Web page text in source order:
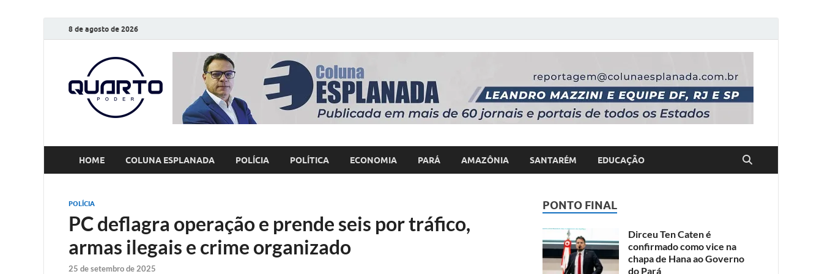
8 de agosto de 2026
O Quarto Poder
Notícias todos os dias
HOME COLUNA ESPLANADA POLÍCIA POLÍTICA ECONOMIA PARÁ AMAZÔNIA SANTARÉM EDUCAÇÃO
POLÍCIA
PC deflagra operação e prende seis por tráfico,
armas ilegais e crime organizado
25 de setembro de 2025
PONTO FINAL
Dirceu Ten Caten é
confirmado como vice na
chapa de Hana ao Governo
do Pará